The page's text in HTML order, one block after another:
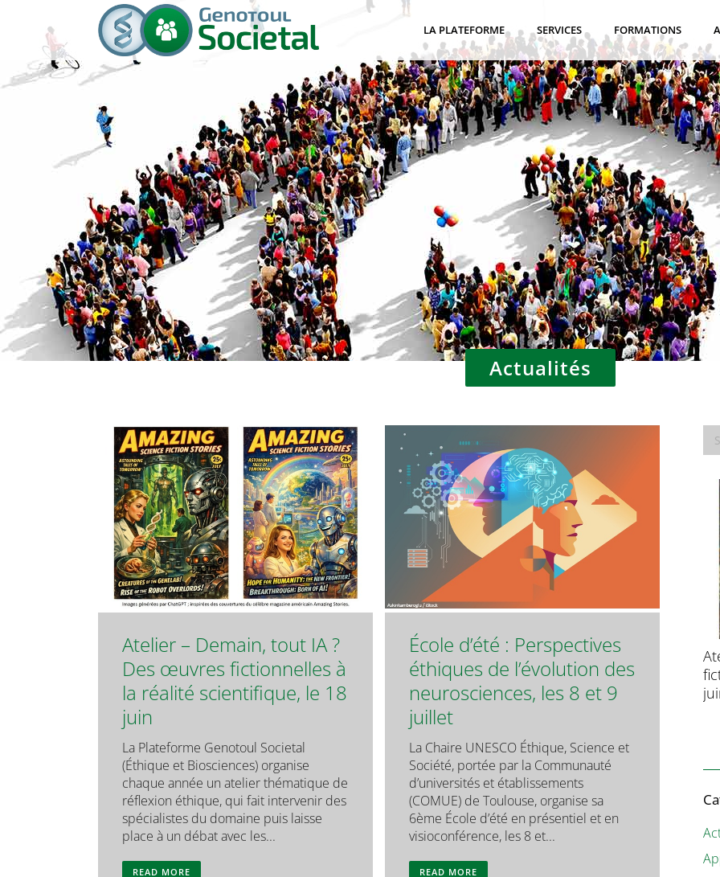
LA PLATEFORME SERVICES FORMATIONS
Actualités
Atelier – Demain, tout IA ?
Des œuvres fictionnelles à
la réalité scientifique, le 18
juin
La Plateforme Genotoul Societal
(Éthique et Biosciences) organise
chaque année un atelier thématique de
réflexion éthique, qui fait intervenir des
spécialistes du domaine puis laisse
place à un débat avec les...
READ MORE
École d’été : Perspectives
éthiques de l’évolution des
neurosciences, les 8 et 9
juillet
La Chaire UNESCO Éthique, Science et
Société, portée par la Communauté
d’universités et établissements
(COMUE) de Toulouse, organise sa
6ème École d’été en présentiel et en
visioconférence, les 8 et...
READ MORE
Prolongation pour l’Appel à candidatures
– École d’été : Perspectives éthiques de
l’évolution des neurosciences